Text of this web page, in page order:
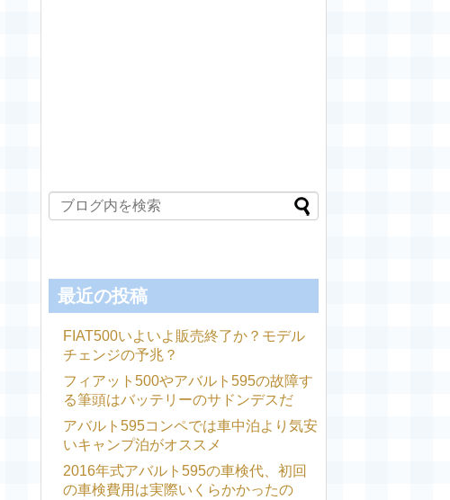
最近の投稿
FIAT500いよいよ販売終了か？モデル
チェンジの予兆？
フィアット500やアバルト595の故障す
る筆頭はバッテリーのサドンデスだ
アバルト595コンペでは車中泊より気安
いキャンプ泊がオススメ
2016年式アバルト595の車検代、初回
の車検費用は実際いくらかかったの